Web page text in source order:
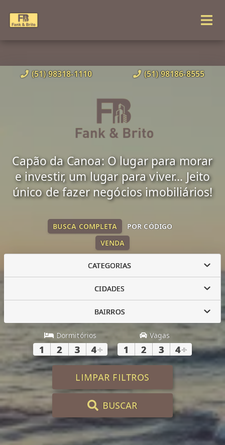
(51) 98318-1110 (51) 98186-8555
Capão da Canoa: O lugar para morar
e investir, um lugar para viver... Jeito
único de fazer negócios imobiliários!
VENDA
BUSCA COMPLETA POR CÓDIGO
CATEGORIAS
CIDADES
BAIRROS
Dormitórios
1 2 3 4+
Vagas
1 2 3 4+
LIMPAR FILTROS
BUSCAR